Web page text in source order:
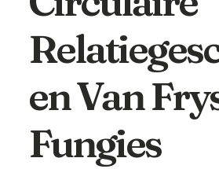
En Van
Fungies